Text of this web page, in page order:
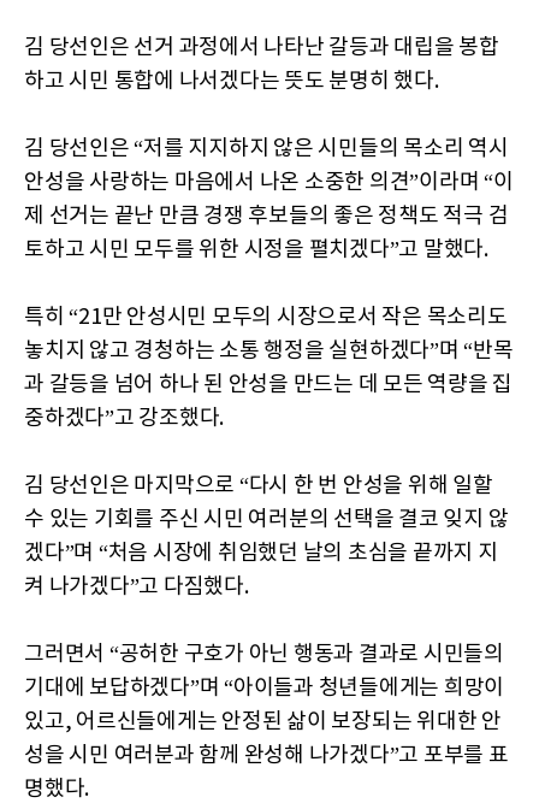
김 당선인은 선거 과정에서 나타난 갈등과 대립을 봉합
하고 시민 통합에 나서겠다는 뜻도 분명히 했다.
김 당선인은 “저를 지지하지 않은 시민들의 목소리 역시
안성을 사랑하는 마음에서 나온 소중한 의견”이라며 “이
제 선거는 끝난 만큼 경쟁 후보들의 좋은 정책도 적극 검
토하고 시민 모두를 위한 시정을 펼치겠다”고 말했다.
특히 “21만 안성시민 모두의 시장으로서 작은 목소리도
놓치지 않고 경청하는 소통 행정을 실현하겠다”며 “반목
과 갈등을 넘어 하나 된 안성을 만드는 데 모든 역량을 집
중하겠다”고 강조했다.
김 당선인은 마지막으로 “다시 한 번 안성을 위해 일할
수 있는 기회를 주신 시민 여러분의 선택을 결코 잊지 않
겠다”며 “처음 시장에 취임했던 날의 초심을 끝까지 지
켜 나가겠다”고 다짐했다.
그러면서 “공허한 구호가 아닌 행동과 결과로 시민들의
기대에 보답하겠다”며 “아이들과 청년들에게는 희망이
있고, 어르신들에게는 안정된 삶이 보장되는 위대한 안
성을 시민 여러분과 함께 완성해 나가겠다”고 포부를 표
명했다.